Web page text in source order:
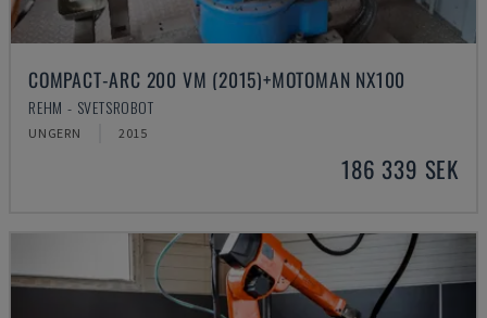
COMPACT-ARC 200 VM (2015)+MOTOMAN NX100
REHM - SVETSROBOT
UNGERN 2015
186 339 SEK